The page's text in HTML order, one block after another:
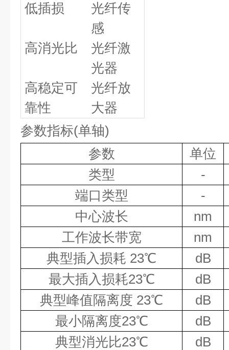
低插损
光纤传
感
高消光比
光纤激
光器
高稳定可
靠性
光纤放
大器
参数指标(单轴)
参数
单位
类型
-
端口类型
-
中心波长
nm
工作波长带宽
nm
典型插入损耗 23℃
dB
最大插入损耗23℃
dB
典型峰值隔离度 23℃
dB
最小隔离度23℃
dB
典型消光比23℃
dB